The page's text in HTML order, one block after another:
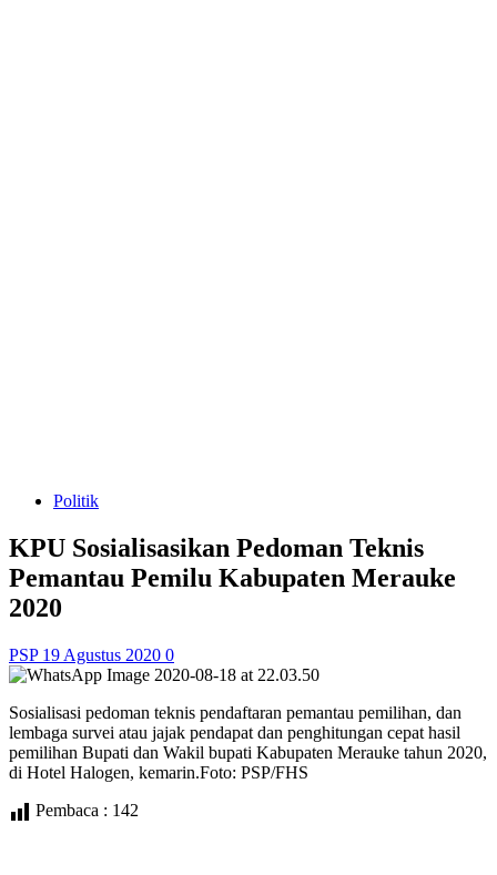
Politik
KPU Sosialisasikan Pedoman Teknis
Pemantau Pemilu Kabupaten Merauke
2020
PSP 19 Agustus 2020 0
Sosialisasi pedoman teknis pendaftaran pemantau pemilihan, dan
lembaga survei atau jajak pendapat dan penghitungan cepat hasil
pemilihan Bupati dan Wakil bupati Kabupaten Merauke tahun 2020,
di Hotel Halogen, kemarin.Foto: PSP/FHS
Pembaca : 142